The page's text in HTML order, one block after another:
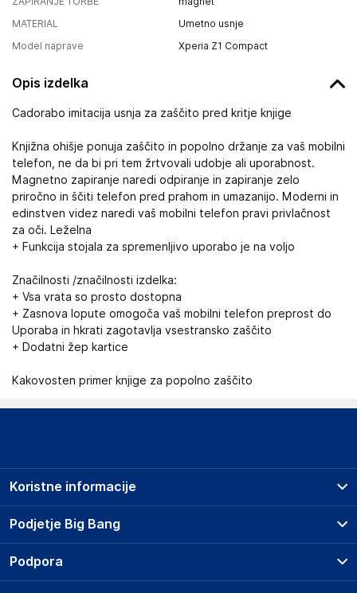
MATERIAL
Umetno usnje
Model naprave
Xperia Z1 Compact
Opis izdelka
Cadorabo imitacija usnja za zaščito pred kritje knjige
Knjižna ohišje ponuja zaščito in popolno držanje za vaš mobilni
telefon, ne da bi pri tem žrtvovali udobje ali uporabnost.
Magnetno zapiranje naredi odpiranje in zapiranje zelo
priročno in ščiti telefon pred prahom in umazanijo. Moderni in
edinstven videz naredi vaš mobilni telefon pravi privlačnost
za oči. Leželna
+ Funkcija stojala za spremenljivo uporabo je na voljo
Značilnosti /značilnosti izdelka:
+ Vsa vrata so prosto dostopna
+ Zasnova lopute omogoča vaš mobilni telefon preprost do
Uporaba in hkrati zagotavlja vsestransko zaščito
+ Dodatni žep kartice
Kakovosten primer knjige za popolno zaščito
Podjetje Big Bang
O podjetju
Koristne informacije
Prodajna mesta
Storitve
Dostava, vnos in odvoz
Podpora